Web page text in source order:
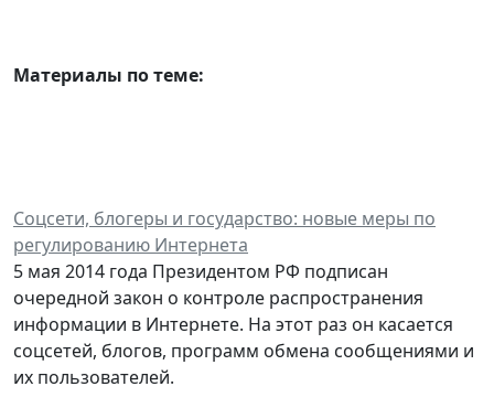
Материалы по теме:
Соцсети, блогеры и государство: новые меры по
регулированию Интернета
5 мая 2014 года Президентом РФ подписан
очередной закон о контроле распространения
информации в Интернете. На этот раз он касается
соцсетей, блогов, программ обмена сообщениями и
их пользователей.